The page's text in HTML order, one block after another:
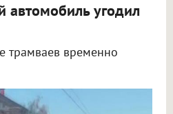
автомобиль угодил
трамваев временно